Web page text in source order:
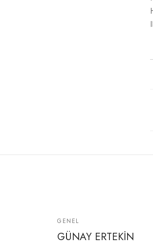
GENEL
GÜNAY ERTEKİN